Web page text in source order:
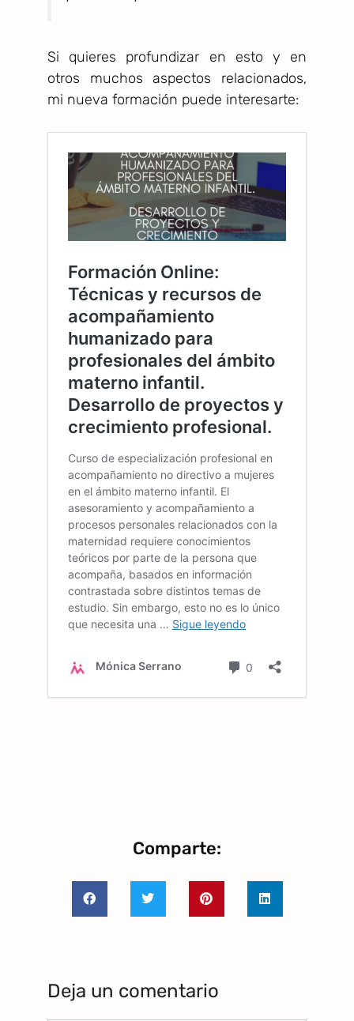
Si quieres profundizar en esto y en
otros muchos aspectos relacionados,
mi nueva formación puede interesarte:
Comparte:
Deja un comentario